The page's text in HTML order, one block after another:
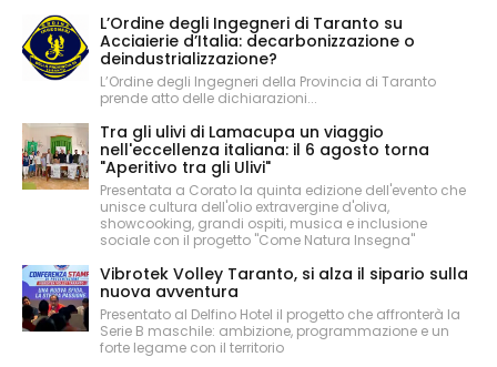
L’Ordine degli Ingegneri di Taranto su
Acciaierie d’Italia: decarbonizzazione o
deindustrializzazione?
L’Ordine degli Ingegneri della Provincia di Taranto
prende atto delle dichiarazioni...
Tra gli ulivi di Lamacupa un viaggio
nell'eccellenza italiana: il 6 agosto torna
"Aperitivo tra gli Ulivi"
Presentata a Corato la quinta edizione dell'evento che
unisce cultura dell'olio extravergine d'oliva,
showcooking, grandi ospiti, musica e inclusione
sociale con il progetto "Come Natura Insegna"
Vibrotek Volley Taranto, si alza il sipario sulla
nuova avventura
Presentato al Delfino Hotel il progetto che affronterà la
Serie B maschile: ambizione, programmazione e un
forte legame con il territorio